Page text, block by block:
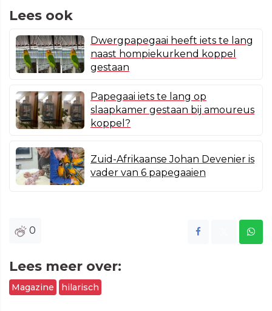
Lees ook
Dwergpapegaai heeft iets te lang
naast hompiekurkend koppel
gestaan
Papegaai iets te lang op
slaapkamer gestaan bij amoureus
koppel?
Zuid-Afrikaanse Johan Devenier is
vader van 6 papegaaien
0
Lees meer over:
Magazine hilarisch